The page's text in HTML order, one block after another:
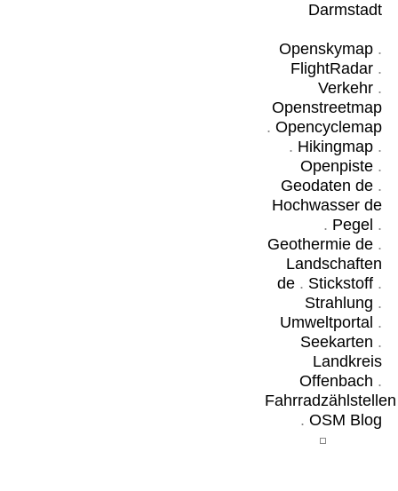
Darmstadt
Openskymap.
FlightRadar.
Verkehr.
Openstreetmap
. Opencyclemap
. Hikingmap.
Openpiste.
Geodaten de.
Hochwasser de
. Pegel .
Geothermie de.
Landschaften
de. Stickstoff.
Strahlung .
Umweltportal .
Seekarten .
Landkreis
Offenbach .
Fahrradzählstellen
. OSM Blog